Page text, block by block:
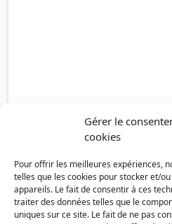
Gérer le
cookies
Pour offrir les meilleures expériences,
telles que les cookies pour stocker et/
appareils. Le fait de consentir à ces
traiter des données telles que le
uniques sur ce site. Le fait de ne pas